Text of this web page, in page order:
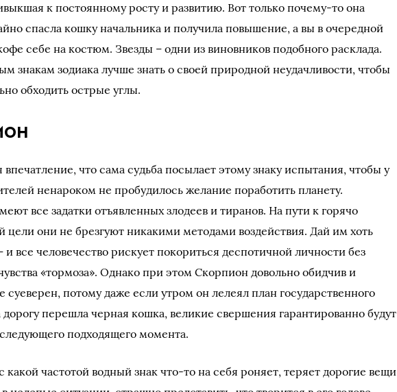
к постоянному росту и развитию. Вот только почему-то она
спасла кошку начальника и получила повышение, а вы в очередной
себе на костюм. Звезды – одни из виновников подобного расклада.
знакам зодиака лучше знать о своей природной неудачливости, чтобы
обходить острые углы.
впечатление, что сама судьба посылает этому знаку испытания, чтобы у
ненароком не пробудилось желание поработить планету.
все задатки отъявленных злодеев и тиранов. На пути к горячо
цели они не брезгуют никакими методами воздействия. Дай им хоть
и все человечество рискует покориться деспотичной личности без
«тормоза». Однако при этом Скорпион довольно обидчив и
суеверен, потому даже если утром он лелеял план государственного
дорогу перешла черная кошка, великие свершения гарантированно будут
подходящего момента.
какой частотой водный знак что-то на себя роняет, теряет дорогие вещи